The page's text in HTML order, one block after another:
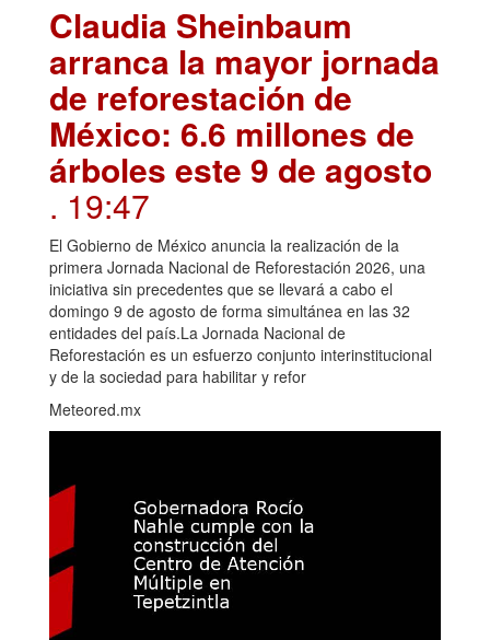
Claudia Sheinbaum
arranca la mayor jornada
de reforestación de
México: 6.6 millones de
árboles este 9 de agosto
. 19:47
El Gobierno de México anuncia la realización de la
primera Jornada Nacional de Reforestación 2026, una
iniciativa sin precedentes que se llevará a cabo el
domingo 9 de agosto de forma simultánea en las 32
entidades del país.La Jornada Nacional de
Reforestación es un esfuerzo conjunto interinstitucional
y de la sociedad para habilitar y refor
Meteored.mx